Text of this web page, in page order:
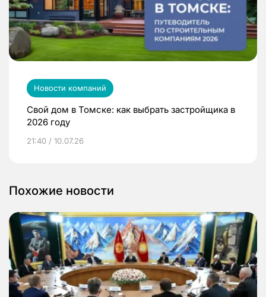
Новости компаний
Свой дом в Томске: как выбрать застройщика в
2026 году
21:40 / 10.07.26
Похожие новости